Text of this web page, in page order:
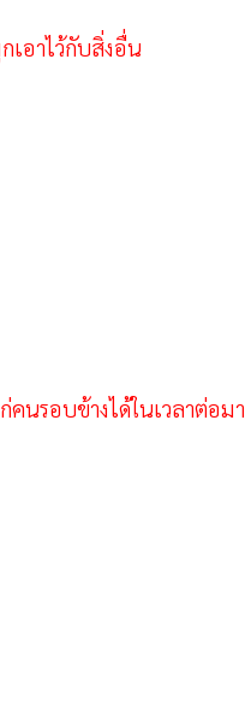
เอาไว้กับสิ่งอื่น
นรอบข้างได้ในเวลาต่อมา